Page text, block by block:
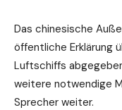
Das chinesische
öffentliche Erklärung
Luftschiffs
weitere notwendige
Sprecher weiter.